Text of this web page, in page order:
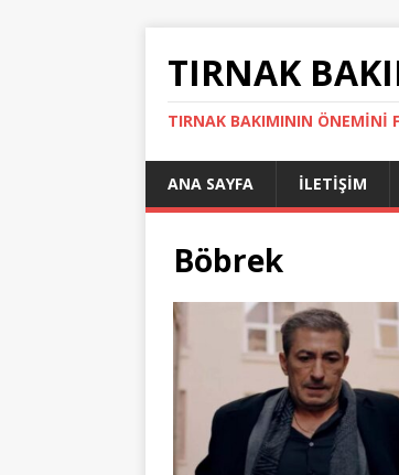
TIRNAK
TIRNAK BAKIMININ ÖNEMINI
ANA SAYFA İLETIŞIM
Böbrek